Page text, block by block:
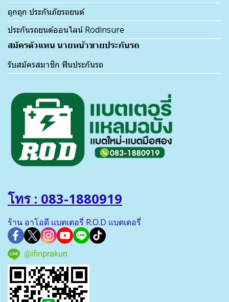
ถูกถูก ประกันภัยรถยนต์
ประกันรถยนต์ออนไลน์ Rodinsure
สมัครตัวแทน นายหน้าขายประกันรถ
รับสมัครสมาชิก ฟินประกันรถ
โทร : 083-1880919
ร้าน อาโอดี เเบตเตอรี่ R.O.D เเบตเตอรี่
@ifinprakun